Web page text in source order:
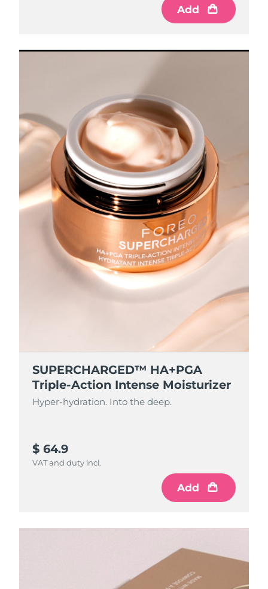
Add
SUPERCHARGED™ HA+PGA
Triple-Action Intense Moisturizer
Hyper-hydration. Into the deep.
$ 64.9
VAT and duty incl.
Add